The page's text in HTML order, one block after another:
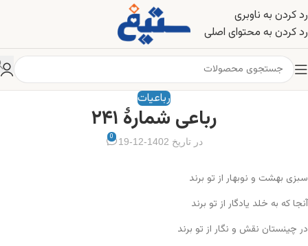
رد کردن به ناوبری
رد کردن به محتوای اصلی
رباعیات
رباعی شمارهٔ ۲۴۱
در تاریخ 1402-12-19 0
سبزی بهشت و نوبهار از تو برند
آنجا که به خلد یادگار از تو برند
در چینستان نقش و نگار از تو برند